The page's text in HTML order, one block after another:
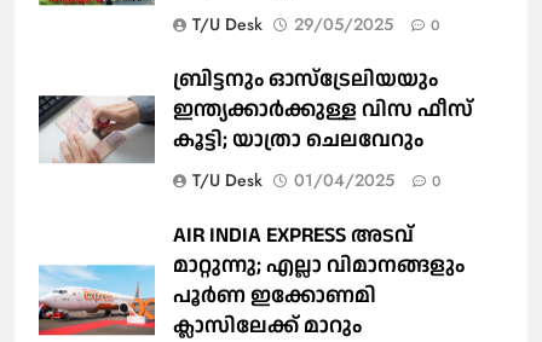
T/U Desk 29/05/2025 0
ബ്രിട്ടനും ഓസ്‌ട്രേലിയയും
ഇന്ത്യക്കാര്‍ക്കുള്ള വിസ ഫീസ്
കൂട്ടി; യാത്രാ ചെലവേറും
T/U Desk 01/04/2025 0
AIR INDIA EXPRESS അടവ്
മാറ്റുന്നു; എല്ലാ വിമാനങ്ങളും
പൂര്‍ണ ഇക്കോണമി
ക്ലാസിലേക്ക് മാറും